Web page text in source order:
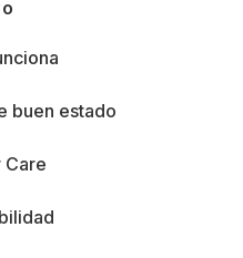
buen estado
Care